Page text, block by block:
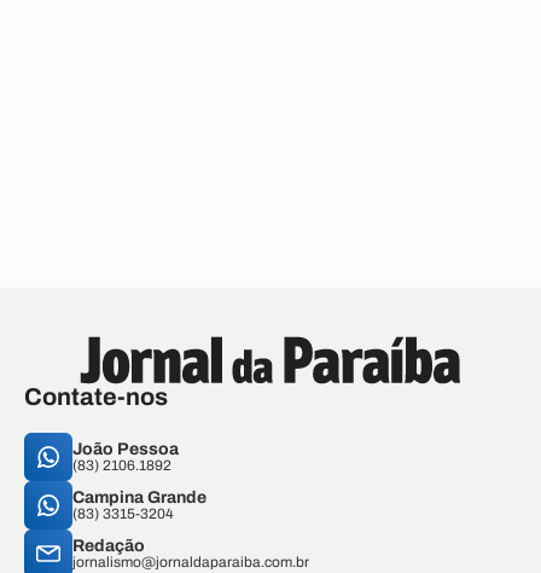
Contate-nos
João Pessoa
(83) 2106.1892
Campina Grande
(83) 3315-3204
Redação
jornalismo@jornaldaparaiba.com.br